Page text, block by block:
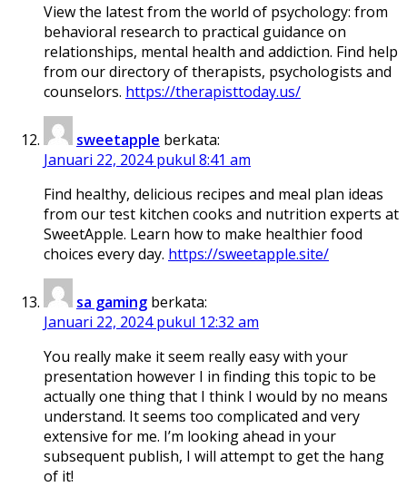
View the latest from the world of psychology: from
behavioral research to practical guidance on
relationships, mental health and addiction. Find help
from our directory of therapists, psychologists and
counselors. https://therapisttoday.us/
sweetapple berkata:
Januari 22, 2024 pukul 8:41 am
Find healthy, delicious recipes and meal plan ideas
from our test kitchen cooks and nutrition experts at
SweetApple. Learn how to make healthier food
choices every day. https://sweetapple.site/
sa gaming berkata:
Januari 22, 2024 pukul 12:32 am
You really make it seem really easy with your
presentation however I in finding this topic to be
actually one thing that I think I would by no means
understand. It seems too complicated and very
extensive for me. I’m looking ahead in your
subsequent publish, I will attempt to get the hang
of it!